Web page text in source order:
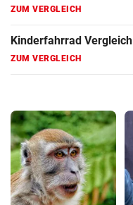
ZUM VERGLEICH
Kinderfahrrad Vergleich
ZUM VERGLEICH